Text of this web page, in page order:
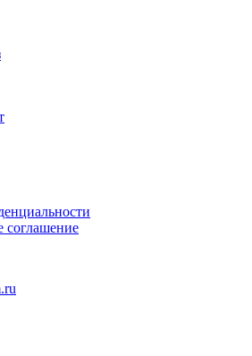
соглашение